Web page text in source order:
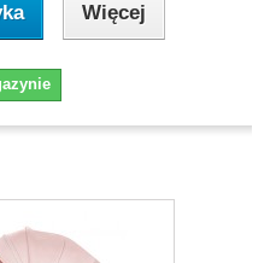
Więcej